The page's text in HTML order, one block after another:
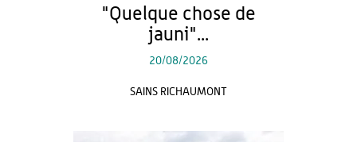
"Quelque chose de
jauni"...
20/08/2026
SAINS RICHAUMONT